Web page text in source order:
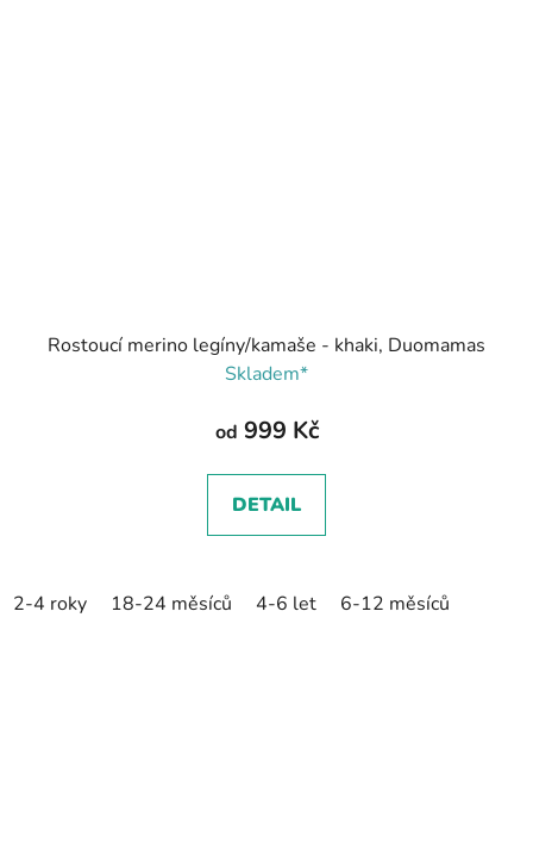
Rostoucí merino legíny/kamaše - khaki, Duomamas
Skladem*
od 999 Kč
DETAIL
2-4 roky 18-24 měsíců 4-6 let 6-12 měsíců